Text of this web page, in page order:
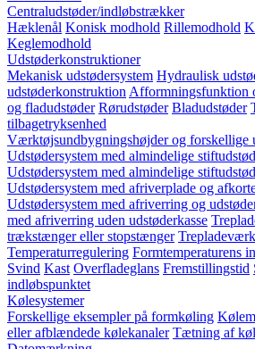
Centraludstøder/indløbstrækker
Hæklenål Konisk modhold Rillemodhold
Keglemodhold
Udstøderkonstruktioner
Mekanisk udstødersystem Hydraulisk
udstøderkonstruktion Afformningsfunktion
og fladudstøder Rørudstøder Bladudstøder
tilbagetryksenhed
Værktøjsundbygningshøjder og forskellige
Udstødersystem med almindelige
Udstødersystem med almindelige
Udstødersystem med afriverplade og
Udstødersystem med afriverring og
med afriverring uden udstøderkasse
trækstænger eller stopstænger
Temperaturregulering Formtemperaturens
Svind Kast Overfladeglans Fremstillingstid
indløbspunktet
Kølesystemer
Forskellige eksempler på formkøling
eller afblændede kølekanaler Tætning af